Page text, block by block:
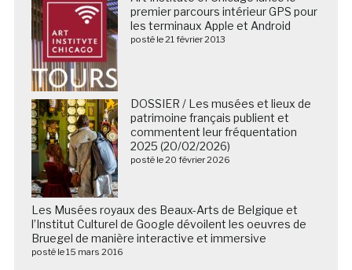
premier parcours intérieur GPS pour
les terminaux Apple et Android
posté le 21 février 2013
DOSSIER / Les musées et lieux de
patrimoine français publient et
commentent leur fréquentation
2025 (20/02/2026)
posté le 20 février 2026
Les Musées royaux des Beaux-Arts de Belgique et
l’Institut Culturel de Google dévoilent les oeuvres de
Bruegel de manière interactive et immersive
posté le 15 mars 2016